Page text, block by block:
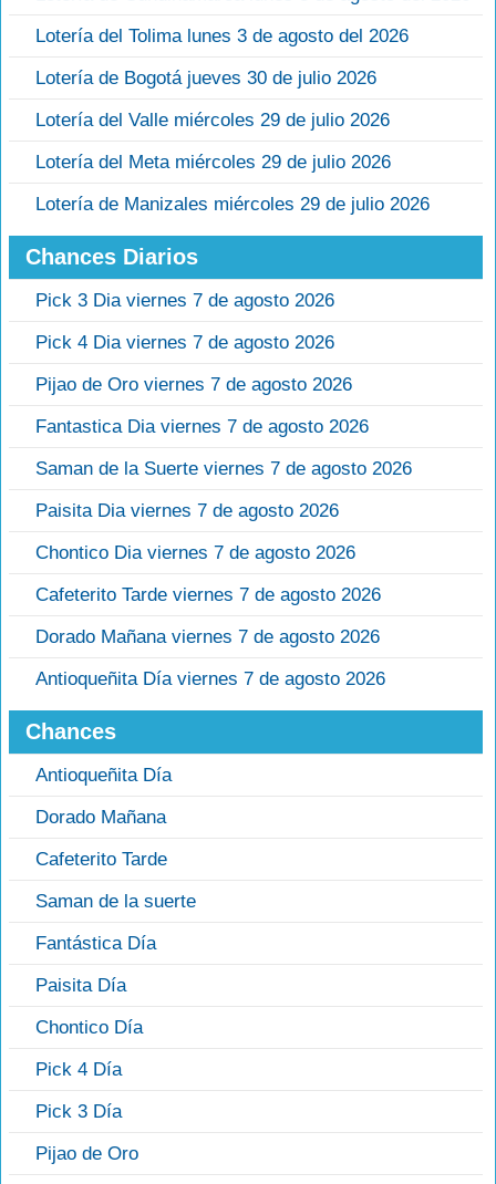
Lotería del Tolima lunes 3 de agosto del 2026
Lotería de Bogotá jueves 30 de julio 2026
Lotería del Valle miércoles 29 de julio 2026
Lotería del Meta miércoles 29 de julio 2026
Lotería de Manizales miércoles 29 de julio 2026
Chances Diarios
Pick 3 Dia viernes 7 de agosto 2026
Pick 4 Dia viernes 7 de agosto 2026
Pijao de Oro viernes 7 de agosto 2026
Fantastica Dia viernes 7 de agosto 2026
Saman de la Suerte viernes 7 de agosto 2026
Paisita Dia viernes 7 de agosto 2026
Chontico Dia viernes 7 de agosto 2026
Cafeterito Tarde viernes 7 de agosto 2026
Dorado Mañana viernes 7 de agosto 2026
Antioqueñita Día viernes 7 de agosto 2026
Chances
Antioqueñita Día
Dorado Mañana
Cafeterito Tarde
Saman de la suerte
Fantástica Día
Paisita Día
Chontico Día
Pick 4 Día
Pick 3 Día
Pijao de Oro